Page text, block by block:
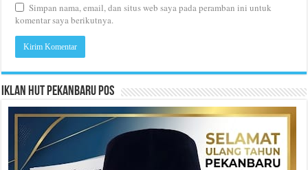
Simpan nama, email, dan situs web saya pada peramban ini untuk
komentar saya berikutnya.
Iklan HUT Pekanbaru Pos